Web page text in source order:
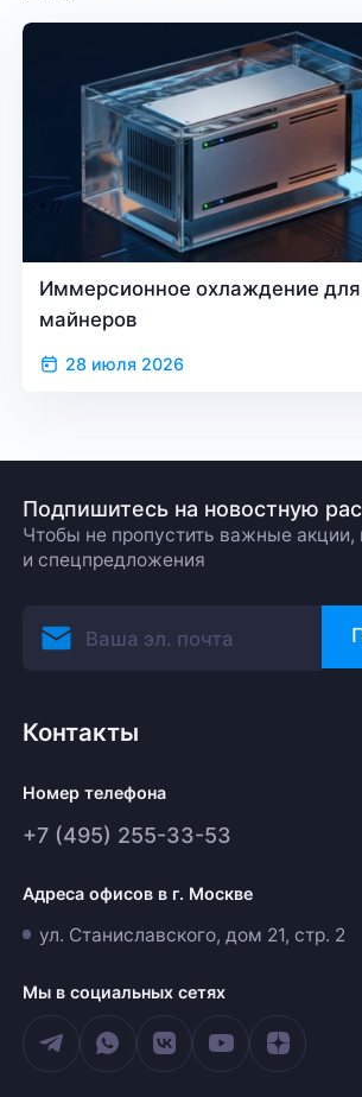
Иммерсионное охлаждение для
майнеров
28 июля 2026
Подпишитесь на новостную
Чтобы не пропустить важные акции,
и спецпредложения
Контакты
Номер телефона
+7 (495) 255-33-53
Адреса офисов в г. Москве
ул. Станиславского, дом 21, стр. 2
Мы в социальных сетях